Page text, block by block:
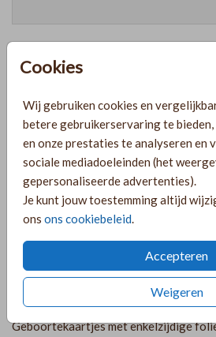
Cookies
Wij gebruiken cookies en
betere gebruikerservaring te
en onze prestaties te analyseren en
sociale mediadoeleinden (het
gepersonaliseerde advertenties).
Je kunt jouw toestemming altijd
ons ons cookiebeleid.
Accepteren
Weigeren
PRODUCTINFORMATIE
OMSCHRIJVING
Lief geboortekaartje voor een jongetje
achtergrond in linnenlook en
COLLECTIE
Geboortekaartjes met enkelzijdige